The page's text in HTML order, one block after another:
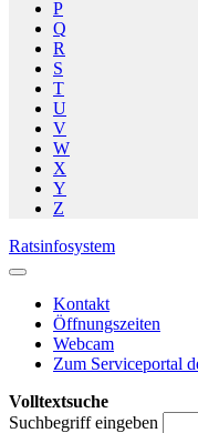
P
Q
R
S
T
U
V
W
X
Y
Z
Ratsinfosystem
Kontakt
Öffnungszeiten
Webcam
Zum Serviceportal
Volltextsuche
Suchbegriff eingeben